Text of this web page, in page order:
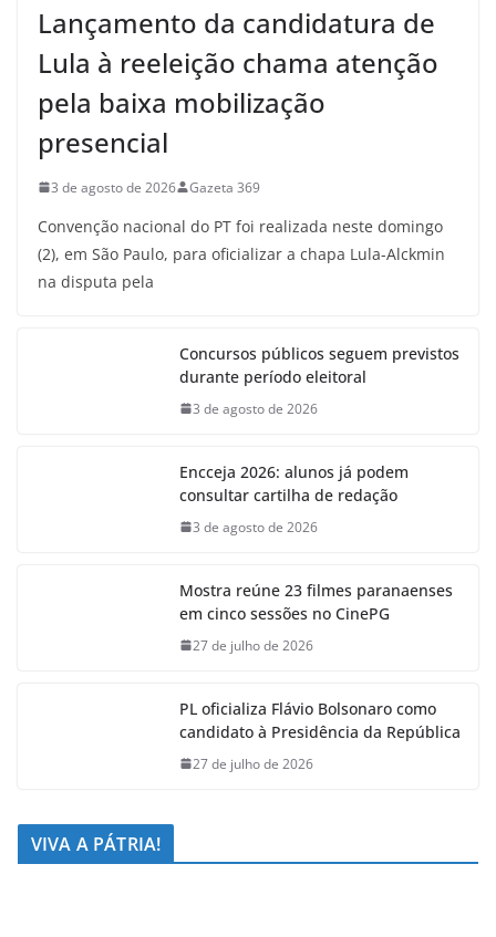
Lançamento da candidatura de
Lula à reeleição chama atenção
pela baixa mobilização
presencial
3 de agosto de 2026 Gazeta 369
Convenção nacional do PT foi realizada neste domingo
(2), em São Paulo, para oficializar a chapa Lula-Alckmin
na disputa pela
Concursos públicos seguem previstos
durante período eleitoral
3 de agosto de 2026
Encceja 2026: alunos já podem
consultar cartilha de redação
3 de agosto de 2026
Mostra reúne 23 filmes paranaenses
em cinco sessões no CinePG
27 de julho de 2026
PL oficializa Flávio Bolsonaro como
candidato à Presidência da República
27 de julho de 2026
VIVA A PÁTRIA!